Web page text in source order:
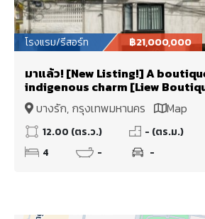
โรงแรม/รีสอร์ท ฿21,000,000
มาแล้ว! [New Listing!] A
indigenous charm [Liew
บางรัก, กรุงเทพมหานคร
Map
12.00 (ตร.ว.)
- (ตร.ม.)
4
- -